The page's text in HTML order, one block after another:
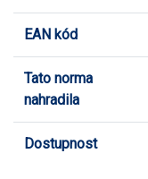
EAN kód
Tato norma
nahradila
Dostupnost